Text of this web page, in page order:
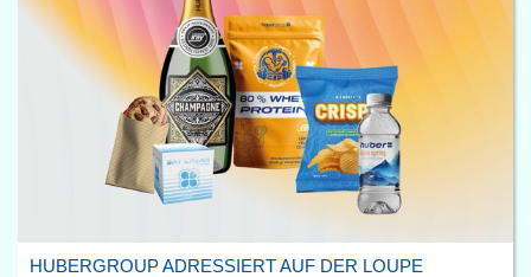
HUBERGROUP ADRESSIERT AUF DER LOUPE